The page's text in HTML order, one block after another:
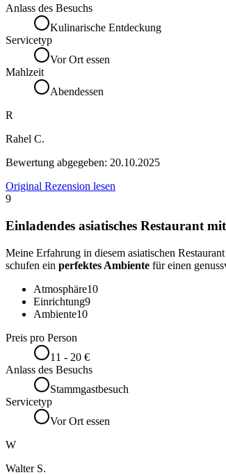
Anlass des Besuchs
Kulinarische Entdeckung
Servicetyp
Vor Ort essen
Mahlzeit
Abendessen
R
Rahel C.
Bewertung abgegeben: 20.10.2025
Original Rezension lesen
9
Einladendes asiatisches Restaurant
Meine Erfahrung in diesem asiatischen
schufen ein perfektes Ambiente für einen
Atmosphäre10
Einrichtung9
Ambiente10
Preis pro Person
11 - 20 €
Anlass des Besuchs
Stammgastbesuch
Servicetyp
Vor Ort essen
W
Walter S.